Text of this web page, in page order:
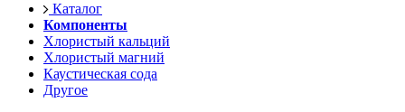
Каталог
Компоненты
Хлористый кальций
Хлористый магний
Каустическая сода
Другое